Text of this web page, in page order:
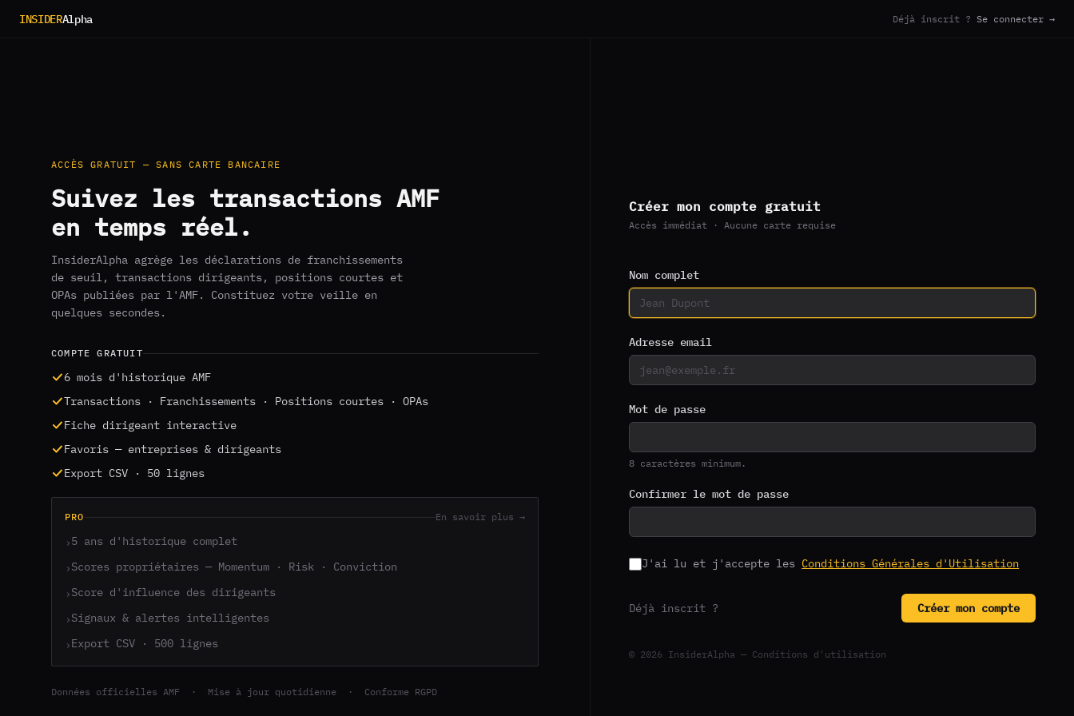
INSIDERAlpha Déjà inscrit ? Se connecter →
ACCÈS GRATUIT — SANS CARTE BANCAIRE
Suivez les transactions AMF
en temps réel.
InsiderAlpha agrège les déclarations de franchissements
de seuil, transactions dirigeants, positions courtes et
OPAs publiées par l'AMF. Constituez votre veille en
quelques secondes.
COMPTE GRATUIT
6 mois d'historique AMF
Transactions · Franchissements · Positions courtes · OPAs
Fiche dirigeant interactive
Favoris — entreprises & dirigeants
Export CSV · 50 lignes
PRO En savoir plus →
›5 ans d'historique complet
›Scores propriétaires — Momentum · Risk · Conviction
›Score d'influence des dirigeants
›Signaux & alertes intelligentes
›Export CSV · 500 lignes
Données officielles AMF · Mise à jour quotidienne · Conforme RGPD
Créer mon compte gratuit
Accès immédiat · Aucune carte requise
Nom complet
Adresse email
Mot de passe
8 caractères minimum.
Confirmer le mot de passe
J'ai lu et j'accepte les Conditions Générales d'Utilisation
Déjà inscrit ? Créer mon compte
© 2026 InsiderAlpha — Conditions d'utilisation